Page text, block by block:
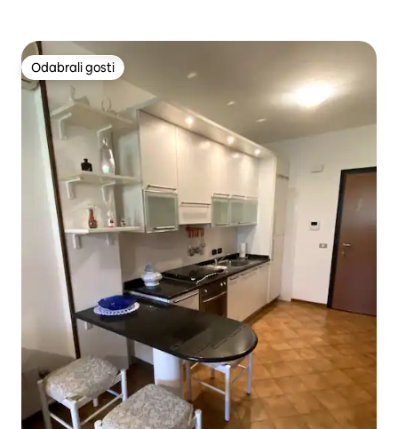
Odabrali gosti
Odabrali gosti